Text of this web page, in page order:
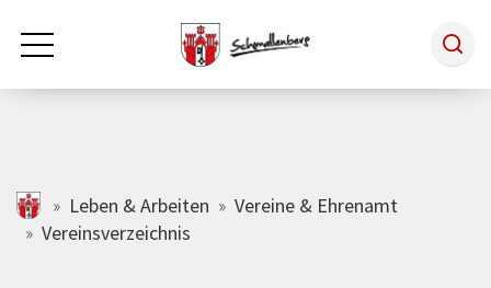
Zum Hauptinhalt springen
Rathaus & Politik
schmallenberg.de
Leben & Arbeiten
Vereine & Ehrenamt
Vereinsverzeichnis